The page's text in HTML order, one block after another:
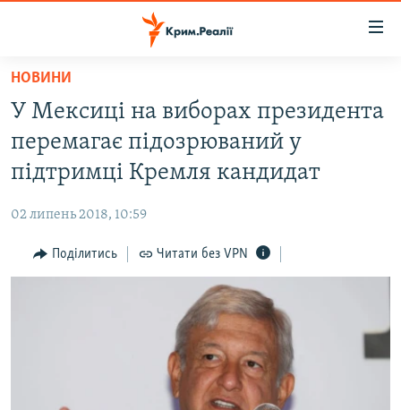
Перейти
основного
матеріалу
Перейти
до
основної
Перейти
до
ВІДЕО ТА ФОТО
БЛОГИ
ПОГЛЯД
ЯК ОБІЙТИ БЛОКУВАННЯ
НОВИНИ
У Мексиці на виборах президента
перемагає підозрюваний у
підтримці Кремля кандидат
02 липень 2018, 10:59
Поділитись Читати без VPN